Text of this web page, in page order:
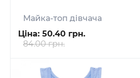
Майка-топ дівчача
Ціна: 50.40 грн.
84.00 грн.